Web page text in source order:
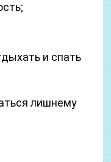
и спать
лишнему